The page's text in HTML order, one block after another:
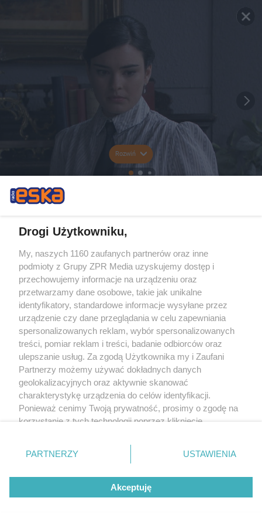
Rozwiń
Drogi Użytkowniku,
My, naszych 1160 zaufanych partnerów oraz inne
podmioty z Grupy ZPR Media uzyskujemy dostęp i
przechowujemy informacje na urządzeniu oraz
przetwarzamy dane osobowe, takie jak unikalne
identyfikatory, standardowe informacje wysyłane przez
urządzenie czy dane przeglądania w celu zapewniania
spersonalizowanych reklam, wybór spersonalizowanych
treści, pomiar reklam i treści, badanie odbiorców oraz
ulepszanie usług. Za zgodą Użytkownika my i Zaufani
Partnerzy możemy używać dokładnych danych
geolokalizacyjnych oraz aktywnie skanować
charakterystykę urządzenia do celów identyfikacji.
Ponieważ cenimy Twoją prywatność, prosimy o zgodę na
korzystanie z tych technologii poprzez kliknięcie
zmienić/wycofać klikając przycisk ustawień prywatności
znajdujący się w lewym dolnym rogu strony
rodzaje przetwarzania danych nie wymagają zgody
użytkownika, ale masz prawo sprzeciwić się takiemu
przetwarzaniu. Preferencje będą miały zastosowanie tylko
PARTNERZY USTAWIENIA
Akceptuję